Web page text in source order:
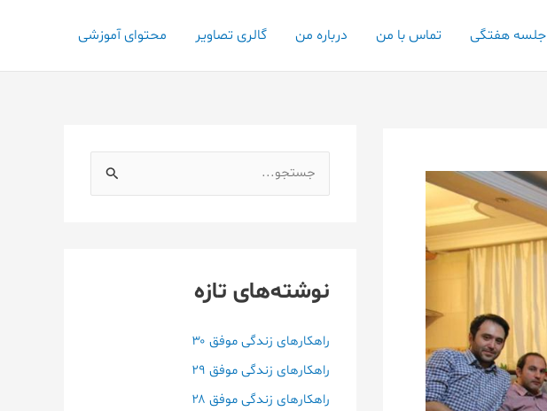
جلسه هفتگی تماس با من درباره من گالری تصاویر محتوای آموزشی
و
نوشته‌های تازه
راهکارهای زندگی موفق ۳۰
راهکارهای زندگی موفق ۲۹
راهکارهای زندگی موفق ۲۸